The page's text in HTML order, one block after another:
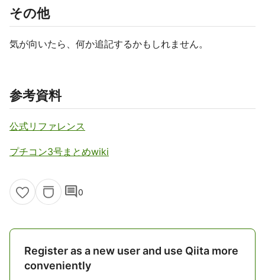
その他
気が向いたら、何か追記するかもしれません。
参考資料
公式リファレンス
プチコン3号まとめwiki
comment0
Register as a new user and use Qiita more
conveniently